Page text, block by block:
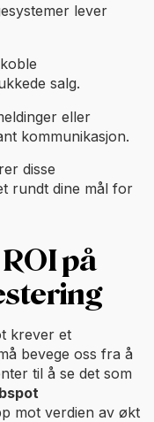
lever
salg.
eller
kommunikasjon.
disse
rundt dine mål for
på
krever et
bevege oss fra å
til å se det som
mot verdien av økt